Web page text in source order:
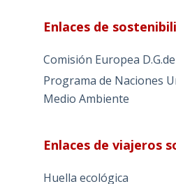
Enlaces de
Comisión Europea
Programa de Naciones
Medio Ambiente
Enlaces de viajeros
Huella ecológica